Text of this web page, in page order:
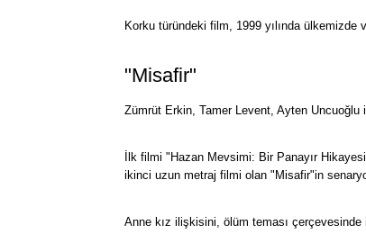
Korku türündeki film, 1999 yılında ülkemizde
"Misafir"
Zümrüt Erkin, Tamer Levent, Ayten Uncuoğlu
İlk filmi "Hazan Mevsimi: Bir Panayır
ikinci uzun metraj filmi olan "Misafir"in
Anne kız ilişkisini, ölüm teması